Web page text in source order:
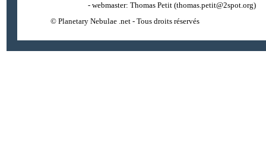
- webmaster: Thomas Petit(thomas.petit@2spot.org)
© Planetary Nebulae .net - Tous droits réservés